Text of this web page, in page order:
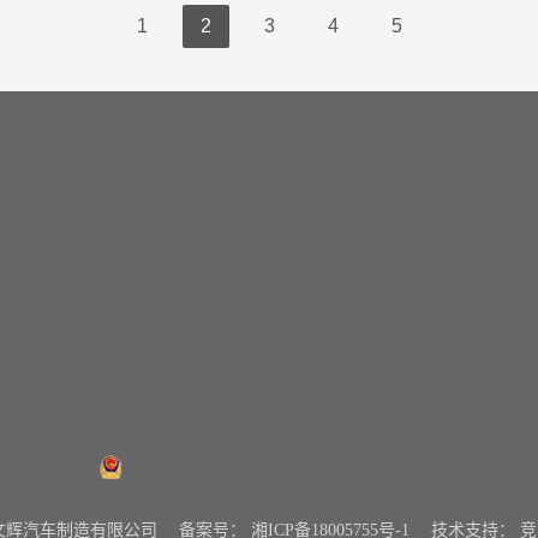
1 2 3 4 5
汽车制造有限公司 备案号： 湘ICP备18005755号-1 技术支持：